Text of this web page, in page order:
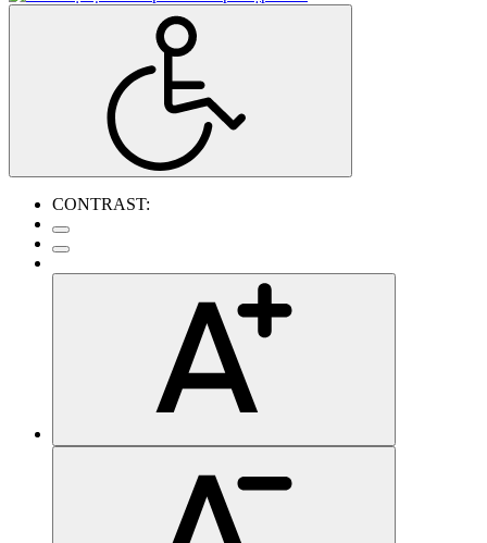
CONTRAST: